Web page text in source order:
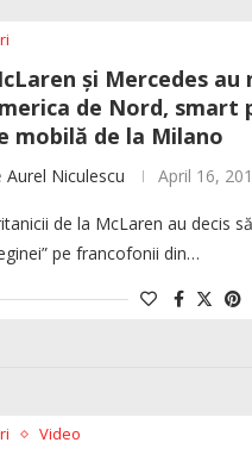
și Mercedes
de Nord, smart
mobilă de la Milano
Aurel Niculescu April 16,
de la McLaren au decis
pe francofonii din…
Video